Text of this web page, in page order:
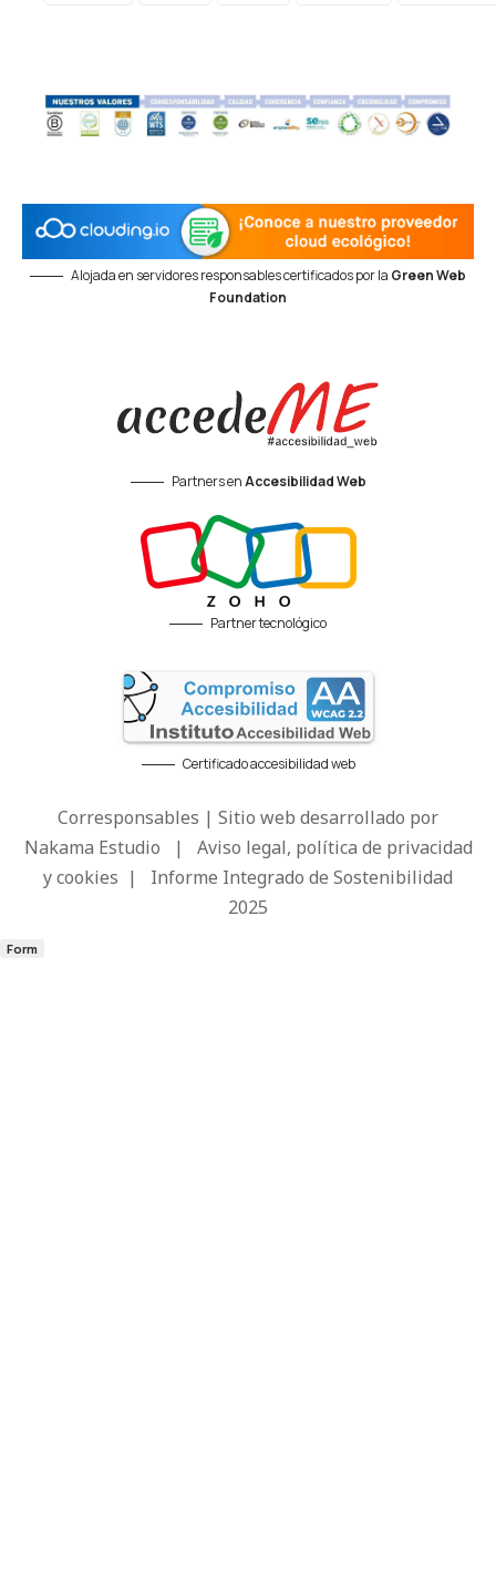
Alojada en servidores responsables certificados por la Green Web
Foundation
Partners enAccesibilidad Web
Partner tecnológico
Certificado accesibilidad web
Corresponsables | Sitio web desarrollado por
Nakama Estudio | Aviso legal, política de privacidad
y cookies | Informe Integrado de Sostenibilidad
2025
Form